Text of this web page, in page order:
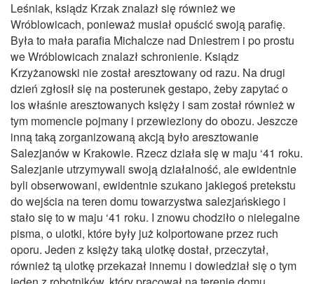
Leśniak, ksiądz Krzak znalazł się również we
Wróblowicach, ponieważ musiał opuścić swoją parafię.
Była to mała parafia Michalcze nad Dniestrem i po prostu
we Wróblowicach znalazł schronienie. Ksiądz
Krzyżanowski nie został aresztowany od razu. Na drugi
dzień zgłosił się na posterunek gestapo, żeby zapytać o
los właśnie aresztowanych księży i sam został również w
tym momencie pojmany i przewieziony do obozu. Jeszcze
inną taką zorganizowaną akcją było aresztowanie
Salezjanów w Krakowie. Rzecz działa się w maju ‘41 roku.
Salezjanie utrzymywali swoją działalność, ale ewidentnie
byli obserwowani, ewidentnie szukano jakiegoś pretekstu
do wejścia na teren domu towarzystwa salezjańskiego i
stało się to w maju ‘41 roku. I znowu chodziło o nielegalne
pisma, o ulotki, które były już kolportowane przez ruch
oporu. Jeden z księży taką ulotkę dostał, przeczytał,
również tą ulotkę przekazał innemu i dowiedział się o tym